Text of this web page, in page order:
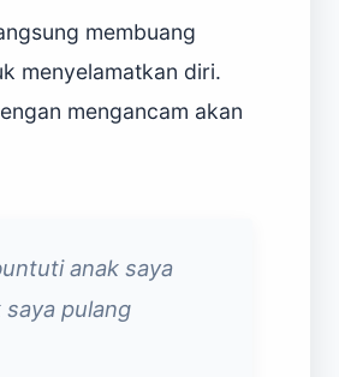
membuang
menyelamatkan diri.
mengancam akan
anak saya
pulang